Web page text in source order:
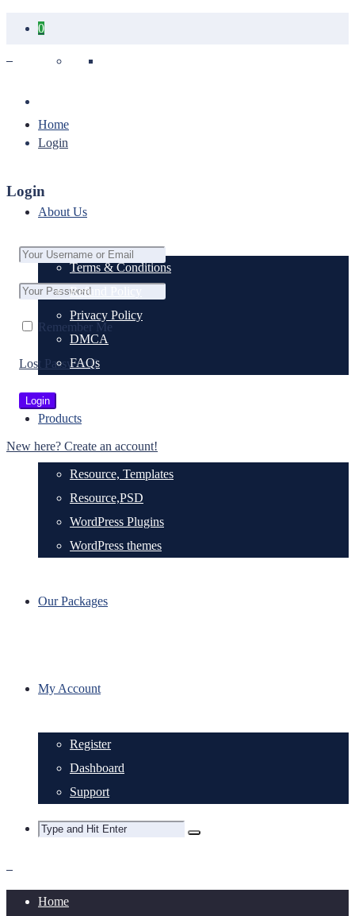
0
Login
Login
Remember Me
Lost Password?
New here? Create an account!
Home
About Us
Terms & Conditions
Refund Policy
Privacy Policy
DMCA
FAQs
Products
Resource, Templates
Resource,PSD
WordPress Plugins
WordPress themes
Our Packages
My Account
Register
Dashboard
Support
Home